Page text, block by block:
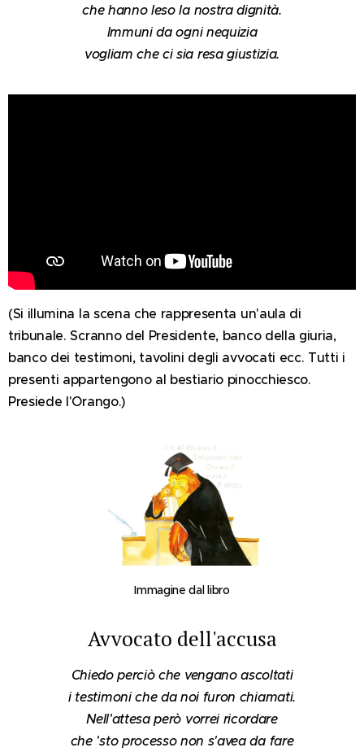
che hanno leso la nostra dignità.
Immuni da ogni nequizia
vogliam che ci sia resa giustizia.
(Si illumina la scena che rappresenta un'aula di
tribunale. Scranno del Presidente, banco della giuria,
banco dei testimoni, tavolini degli avvocati ecc. Tutti i
presenti appartengono al bestiario pinocchiesco.
Presiede l'Orango.)
Immagine dal libro
Avvocato dell'accusa
Chiedo perciò che vengano ascoltati
i testimoni che da noi furon chiamati.
Nell'attesa però vorrei ricordare
che 'sto processo non s'avea da fare